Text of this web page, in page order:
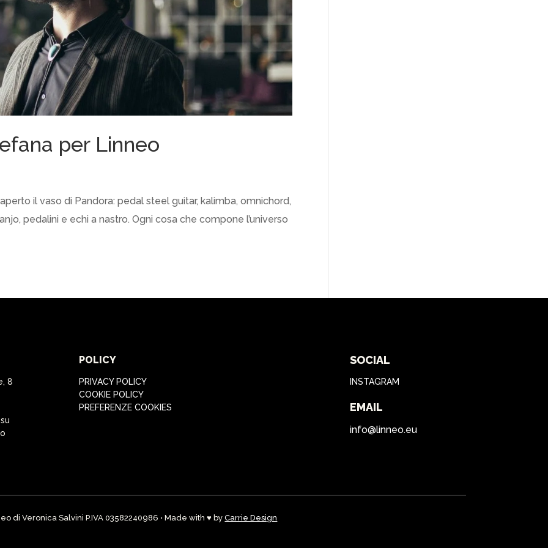
per Linneo
il vaso di Pandora: pedal steel guitar, kalimba, omnichord,
pedalini e echi a nastro. Ogni cosa che compone l’universo
8
POLICY
PRIVACY POLICY
COOKIE POLICY
PREFERENZE COOKIES
SOCIAL
INSTAGRAM
EMAIL
info@linneo.eu
di Veronica Salvini P.IVA 03582240986 • Made with ♥ byCarrie Design